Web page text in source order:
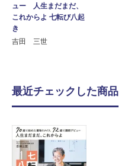
ュー 人生まだまだ、
これからよ 七転び八起
き
吉田 三世
最近チェックした商品